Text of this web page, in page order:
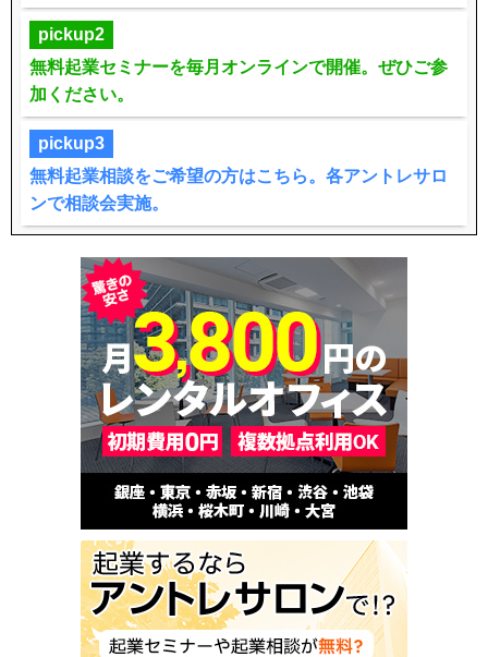
pickup2
無料起業セミナーを毎月オンラインで開催。ぜひご参
加ください。
pickup3
無料起業相談をご希望の方はこちら。各アントレサロ
ンで相談会実施。